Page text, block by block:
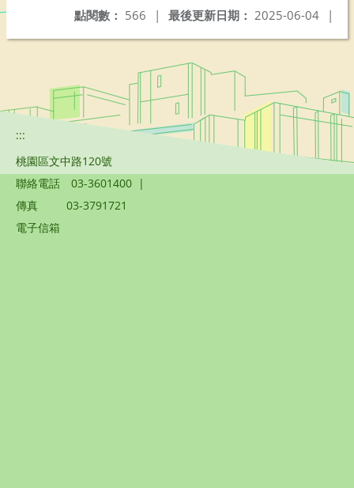
最後更新日期： 2025-06-04 |
點閱數： 566 |
:::
桃園區文中路120號
聯絡電話
03-3601400 |
傳真
03-3791721
電子信箱